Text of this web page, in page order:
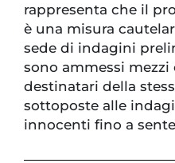
rappresenta che il
è una misura
sede di indagini
sono ammessi
destinatari della
sottoposte alle
innocenti fino a